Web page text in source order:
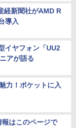
経新聞社がAMD R
導入
イヤフォン「UU2
アが語る
力！ポケットに入
はこのページで